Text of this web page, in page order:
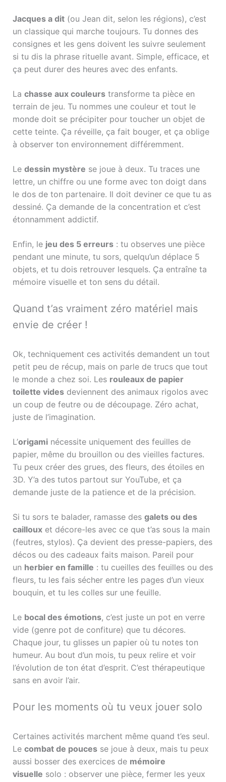
Jacques a dit(ou Jean dit, selon les régions), c’est
un classique qui marche toujours. Tu donnes des
consignes et les gens doivent les suivre seulement
si tu dis la phrase rituelle avant. Simple, efficace, et
ça peut durer des heures avec des enfants.
La chasse aux couleurstransforme ta pièce en
terrain de jeu. Tu nommes une couleur et tout le
monde doit se précipiter pour toucher un objet de
cette teinte. Ça réveille, ça fait bouger, et ça oblige
à observer ton environnement différemment.
Le dessin mystère se joue à deux. Tu traces une
lettre, un chiffre ou une forme avec ton doigt dans
le dos de ton partenaire. Il doit deviner ce que tu as
dessiné. Ça demande de la concentration et c’est
étonnamment addictif.
Enfin, le jeu des 5 erreurs: tu observes une pièce
pendant une minute, tu sors, quelqu’un déplace 5
objets, et tu dois retrouver lesquels. Ça entraîne ta
mémoire visuelle et ton sens du détail.
Quand t’as vraiment zéro matériel mais
envie de créer !
Ok, techniquement ces activités demandent un tout
petit peu de récup, mais on parle de trucs que tout
le monde a chez soi. Les rouleaux de papier
toilette videsdeviennent des animaux rigolos avec
un coup de feutre ou de découpage. Zéro achat,
juste de l’imagination.
L’origaminécessite uniquement des feuilles de
papier, même du brouillon ou des vieilles factures.
Tu peux créer des grues, des fleurs, des étoiles en
3D. Y’a des tutos partout sur YouTube, et ça
demande juste de la patience et de la précision.
Si tu sors te balader, ramasse des galets ou des
caillouxet décore-les avec ce que t’as sous la main
(feutres, stylos). Ça devient des presse-papiers, des
décos ou des cadeaux faits maison. Pareil pour
un herbier en famille : tu cueilles des feuilles ou des
fleurs, tu les fais sécher entre les pages d’un vieux
bouquin, et tu les colles sur une feuille.
Le bocal des émotions, c’est juste un pot en verre
vide (genre pot de confiture) que tu décores.
Chaque jour, tu glisses un papier où tu notes ton
humeur. Au bout d’un mois, tu peux relire et voir
l’évolution de ton état d’esprit. C’est thérapeutique
sans en avoir l’air.
Pour les moments où tu veux jouer solo
Certaines activités marchent même quand t’es seul.
Le combat de poucesse joue à deux, mais tu peux
aussi bosser des exercices de mémoire
visuelle solo : observer une pièce, fermer les yeux